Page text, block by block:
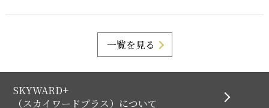
一覧を見る
SKYWARD+
（スカイワードプラス）について